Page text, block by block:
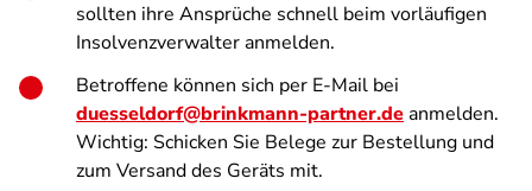
sollten ihre Ansprüche schnell beim vorläufigen
Insolvenzverwalter anmelden.
Betroffene können sich per E-Mail bei
duesseldorf@brinkmann-partner.deanmelden.
Wichtig: Schicken Sie Belege zur Bestellung und
zum Versand des Geräts mit.